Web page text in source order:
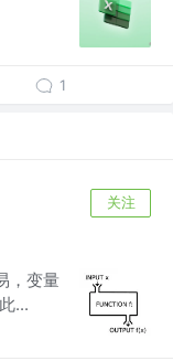
1
关注
，变量
...